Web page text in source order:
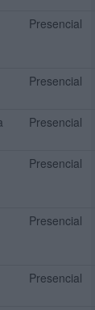
Presencial
Presencial
Presencial
Presencial
Presencial
Presencial